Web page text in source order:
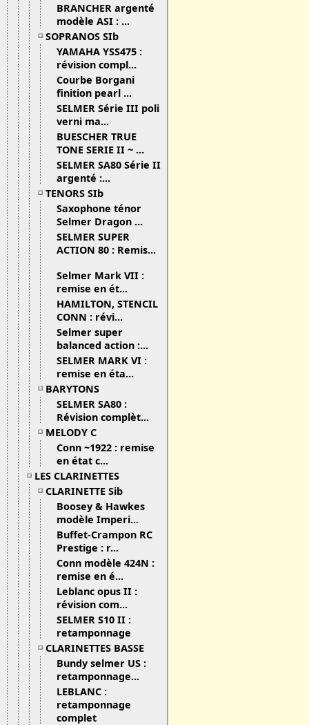
BRANCHER argenté
modèle ASI : ...
SOPRANOS SIb
YAMAHA YSS475 :
révision compl...
Courbe Borgani
finition pearl ...
SELMER Série III poli
verni ma...
BUESCHER TRUE
TONE SERIE II ~ ...
SELMER SA80 Série II
argenté :...
TENORS SIb
Saxophone ténor
Selmer Dragon ...
SELMER SUPER
ACTION 80 : Remis...
Selmer Mark VII :
remise en ét...
HAMILTON, STENCIL
CONN : révi...
Selmer super
balanced action :...
SELMER MARK VI :
remise en éta...
BARYTONS
SELMER SA80 :
Révision complèt...
MELODY C
Conn ~1922 : remise
en état c...
LES CLARINETTES
CLARINETTE Sib
Boosey & Hawkes
modèle Imperi...
Buffet-Crampon RC
Prestige : r...
Conn modèle 424N :
remise en é...
Leblanc opus II :
révision com...
SELMER S10 II :
retamponnage
CLARINETTES BASSE
Bundy selmer US :
retamponnage...
LEBLANC :
retamponnage
complet